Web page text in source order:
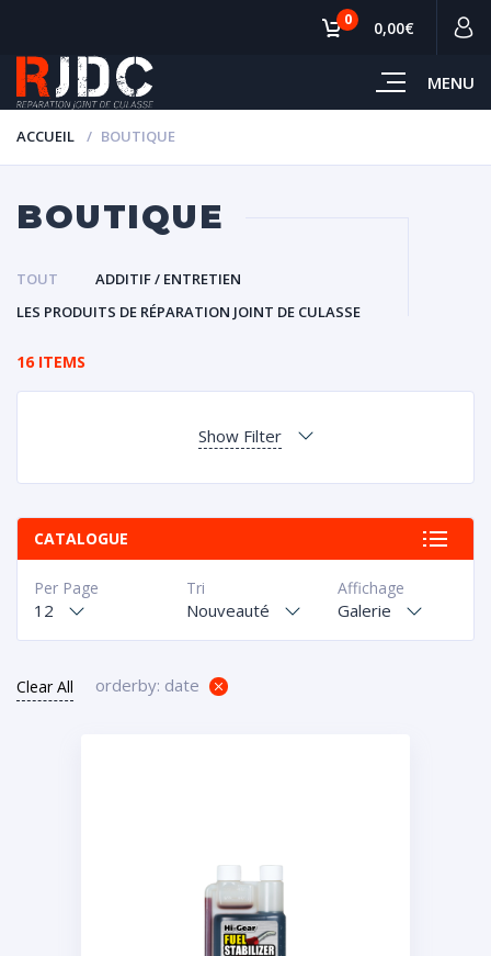
MENU
0 0,00€
ACCUEIL BOUTIQUE
BOUTIQUE
TOUT
ADDITIF / ENTRETIEN
LES PRODUITS DE RÉPARATION JOINT DE CULASSE
16 ITEMS
Show Filter
CATALOGUE
Affichage
Galerie
Tri
Nouveauté
Per Page
12
Clear All orderby: date